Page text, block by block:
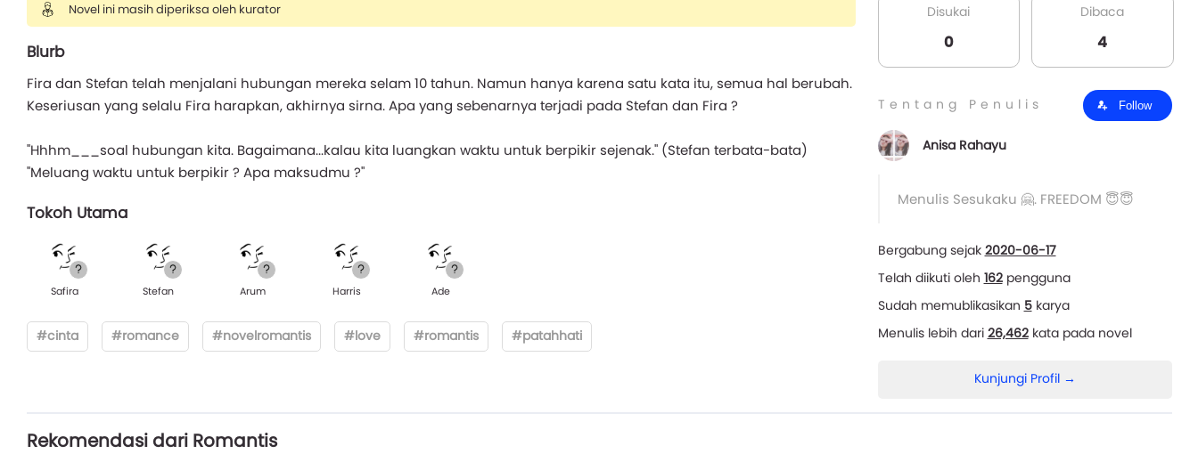
Novel ini masih diperiksa oleh kurator
Blurb
Fira dan Stefan telah menjalani hubungan mereka selam 10 tahun. Namun hanya karena satu kata itu, semua hal berubah.
Keseriusan yang selalu Fira harapkan, akhirnya sirna. Apa yang sebenarnya terjadi pada Stefan dan Fira ?
"Hhhm___soal hubungan kita. Bagaimana...kalau kita luangkan waktu untuk berpikir sejenak." (Stefan terbata-bata)
"Meluang waktu untuk berpikir ? Apa maksudmu ?"
Tokoh Utama
Safira Stefan Arum Harris Ade
#cinta #romance #novelromantis #love #romantis #patahhati
Disukai
0
Dibaca
4
Tentang Penulis Follow
Anisa Rahayu
Menulis Sesukaku 🤗. FREEDOM 😇😇
Bergabung sejak 2020-06-17
Telah diikuti oleh 162pengguna
Sudah memublikasikan 5karya
Menulis lebih dari 26,462kata pada novel
Kunjungi Profil →
Rekomendasi dari Romantis